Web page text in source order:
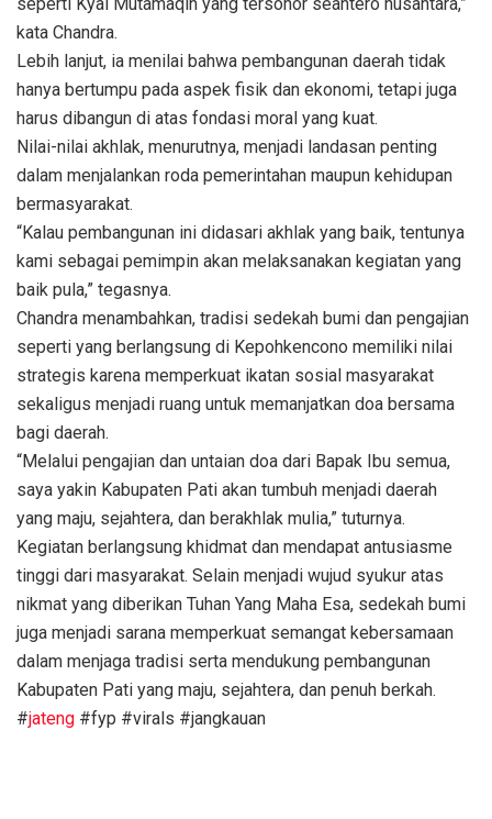
kata Chandra.
Lebih lanjut, ia menilai bahwa pembangunan daerah tidak
hanya bertumpu pada aspek fisik dan ekonomi, tetapi juga
harus dibangun di atas fondasi moral yang kuat.
Nilai-nilai akhlak, menurutnya, menjadi landasan penting
dalam menjalankan roda pemerintahan maupun kehidupan
bermasyarakat.
“Kalau pembangunan ini didasari akhlak yang baik, tentunya
kami sebagai pemimpin akan melaksanakan kegiatan yang
baik pula,” tegasnya.
Chandra menambahkan, tradisi sedekah bumi dan pengajian
seperti yang berlangsung di Kepohkencono memiliki nilai
strategis karena memperkuat ikatan sosial masyarakat
sekaligus menjadi ruang untuk memanjatkan doa bersama
bagi daerah.
“Melalui pengajian dan untaian doa dari Bapak Ibu semua,
saya yakin Kabupaten Pati akan tumbuh menjadi daerah
yang maju, sejahtera, dan berakhlak mulia,” tuturnya.
Kegiatan berlangsung khidmat dan mendapat antusiasme
tinggi dari masyarakat. Selain menjadi wujud syukur atas
nikmat yang diberikan Tuhan Yang Maha Esa, sedekah bumi
juga menjadi sarana memperkuat semangat kebersamaan
dalam menjaga tradisi serta mendukung pembangunan
Kabupaten Pati yang maju, sejahtera, dan penuh berkah.
#jateng #fyp #virals #jangkauan